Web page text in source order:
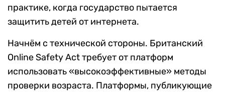
практике, когда государство пытается
защитить детей от интернета.
Начнём с технической стороны. Британский
Online Safety Act требует от платформ
использовать «высокоэффективные» методы
проверки возраста. Платформы, публикующие